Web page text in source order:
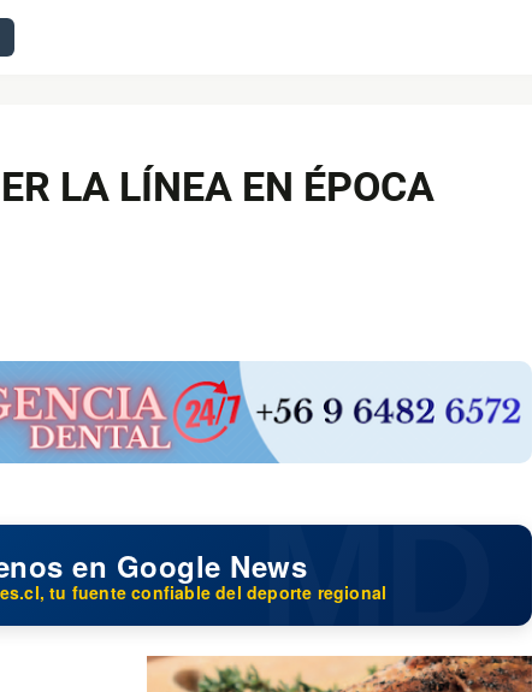
LA LÍNEA EN ÉPOCA
en Google News
tu fuente confiable del deporte regional